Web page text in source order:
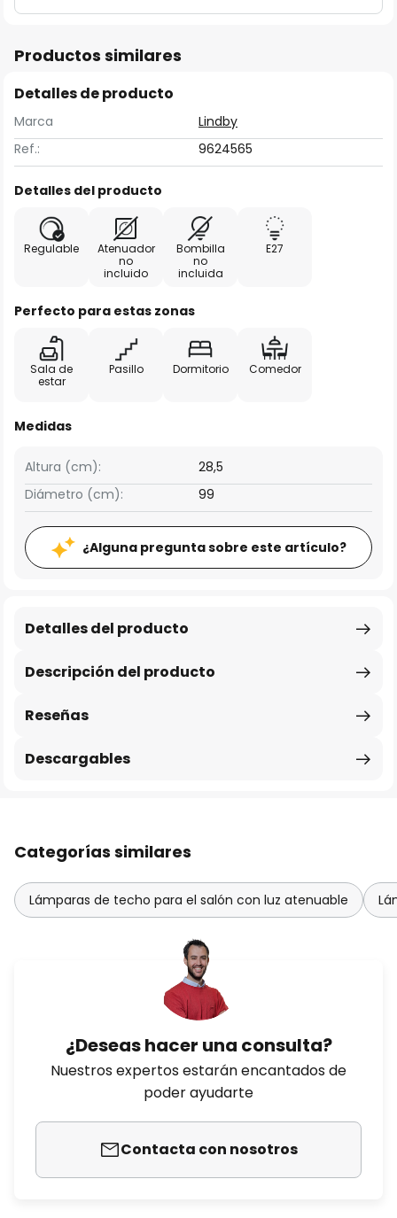
Productos similares
Detalles de producto
Marca
Lindby
Ref.:
9624565
Detalles del producto
Regulable
Atenuador
no
incluido
Bombilla
no
incluida
E27
Perfecto para estas zonas
Sala de
estar
Pasillo Dormitorio Comedor
Medidas
Altura (cm):
28,5
Diámetro (cm):
99
¿Alguna pregunta sobre este artículo?
Descripción del producto
Detalles del producto
Reseñas
Descargables
Categorías similares
Lámparas de techo para el salón con luz atenuable
¿Deseas hacer una consulta?
Nuestros expertos estarán encantados de
poder ayudarte
Contacta con nosotros